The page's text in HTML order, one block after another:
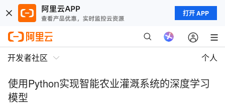
打开 APP
开发者社区 个人
使用Python实现智能农业灌溉系统的深度学习
模型